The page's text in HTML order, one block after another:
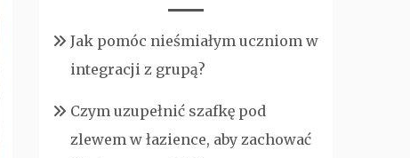
Jak pomóc nieśmiałym uczniom w
integracji z grupą?
Czym uzupełnić szafkę pod
zlewem w łazience, aby zachować